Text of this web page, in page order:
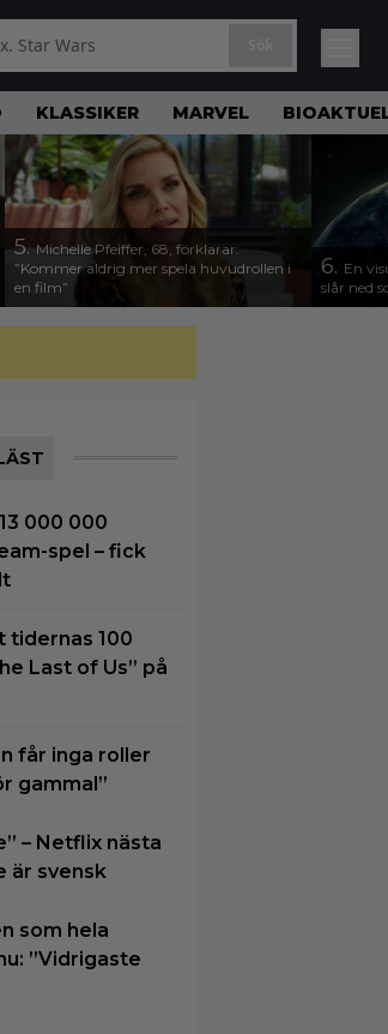
KLASSIKER MARVEL
5.Michelle Pfeiffer, 68, förklarar:
”Kommer aldrig mer spela huvudrollen i
en film”
6. En
slår ned
000 000
spel – fick
tidernas 100
Last of Us” på
får inga roller
gammal”
– Netflix nästa
är svensk
som hela
”Vidrigaste